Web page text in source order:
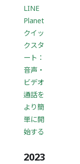
LINE
Planet
クイッ
クスタ
ート：
音声・
ビデオ
通話を
より簡
単に開
始する
2023